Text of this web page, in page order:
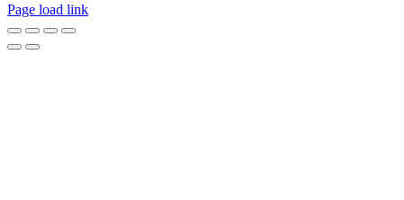
Page load link